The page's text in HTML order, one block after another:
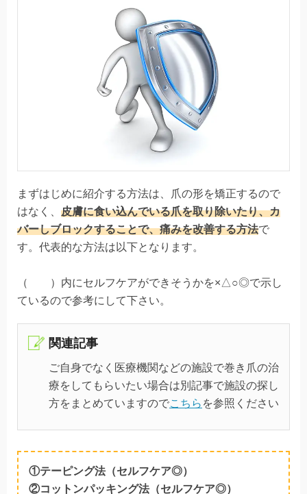
まずはじめに紹介する方法は、爪の形を矯正するので
はなく、 皮膚に食い込んでいる爪を取り除いたり、カ
バーしブロックすることで、痛みを改善する方法で
す。代表的な方法は以下となります。
（ ）内にセルフケアができそうかを×△○◎で示し
ているので参考にして下さい。
関連記事
ご自身でなく医療機関などの施設で巻き爪の治
療をしてもらいたい場合は別記事で施設の探し
方をまとめていますのでこちら を参照ください
①テーピング法（セルフケア◎）
②コットンパッキング法（セルフケア◎）